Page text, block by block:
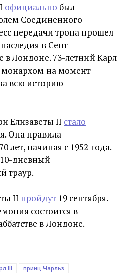
официально был
Соединенного
передачи трона прошел
в Сент-
Лондоне. 73-летний Карл
на момент
всю историю
Елизаветы II стало
Она правила
лет, начиная с 1952 года.
дневный
траур.
II пройдут 19 сентября.
состоится в
в Лондоне.
III принц Чарльз